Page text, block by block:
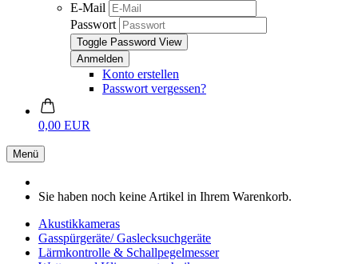
E-Mail
Passwort
Toggle Password View
Konto erstellen
Passwort vergessen?
0,00 EUR
Menü
Sie haben noch keine Artikel in Ihrem Warenkorb.
Akustikkameras
Gasspürgeräte/ Gaslecksuchgeräte
Lärmkontrolle & Schallpegelmesser